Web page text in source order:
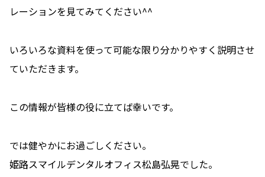
レーションを見てみてください^^
いろいろな資料を使って可能な限り分かりやすく説明させ
ていただきます。
この情報が皆様の役に立てば幸いです。
では健やかにお過ごしください。
姫路スマイルデンタルオフィス松島弘晃でした。